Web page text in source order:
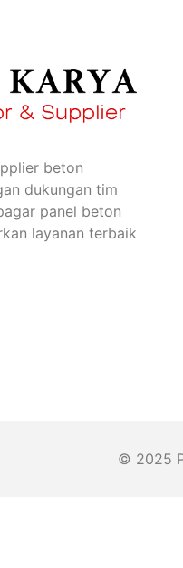
beton
dukungan tim
panel beton
layanan terbaik
© 2025